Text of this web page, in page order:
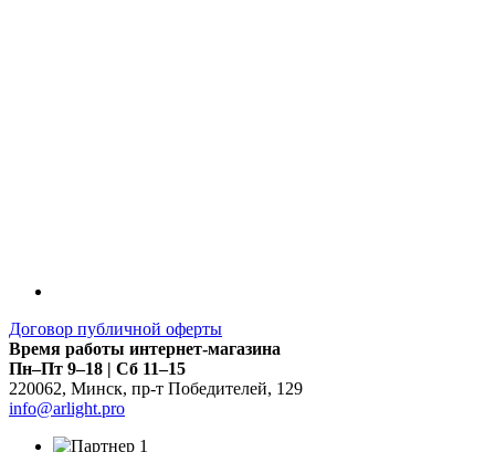
Договор публичной оферты
Время работы интернет-магазина
Пн–Пт 9–18 | Сб 11–15
220062, Минск, пр-т Победителей, 129
info@arlight.pro